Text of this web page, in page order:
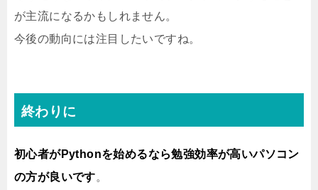
が主流になるかもしれません。
今後の動向には注目したいですね。
終わりに
初心者がPythonを始めるなら勉強効率が高いパソコン
の方が良いです。